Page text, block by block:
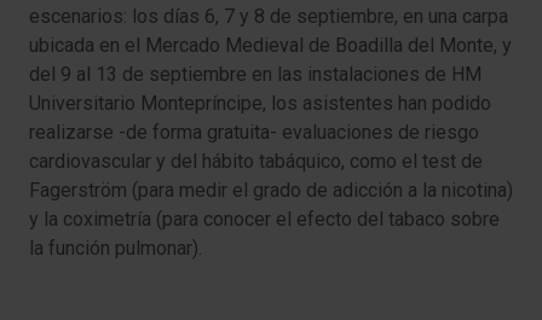
escenarios: los días 6, 7 y 8 de septiembre, en una carpa
ubicada en el Mercado Medieval de Boadilla del Monte, y
del 9 al 13 de septiembre en las instalaciones de HM
Universitario Montepríncipe, los asistentes han podido
realizarse -de forma gratuita- evaluaciones de riesgo
cardiovascular y del hábito tabáquico, como el test de
Fagerström (para medir el grado de adicción a la nicotina)
y la coximetría (para conocer el efecto del tabaco sobre
la función pulmonar).